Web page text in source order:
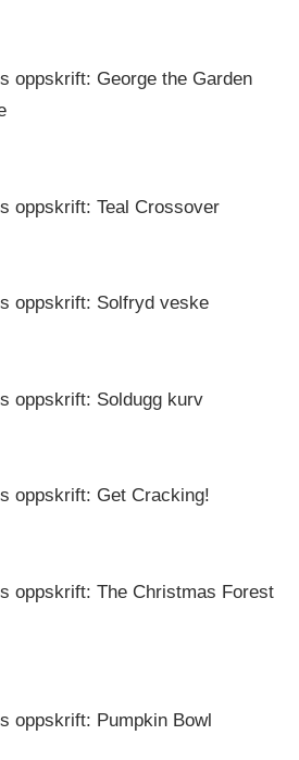
oppskrift: George the Garden
oppskrift: Teal Crossover
oppskrift: Solfryd veske
oppskrift: Soldugg kurv
oppskrift: Get Cracking!
oppskrift: The Christmas Forest
oppskrift: Pumpkin Bowl